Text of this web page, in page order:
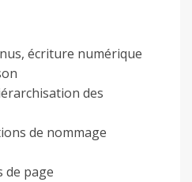
écriture numérique
des
de nommage
de page